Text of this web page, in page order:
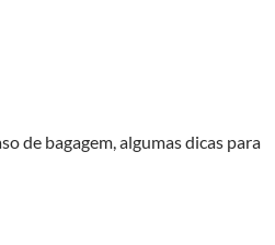
de bagagem, algumas dicas para